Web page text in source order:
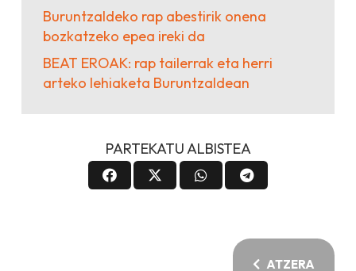
Buruntzaldeko rap abestirik onena
bozkatzeko epea ireki da
BEAT EROAK: rap tailerrak eta herri
arteko lehiaketa Buruntzaldean
PARTEKATU ALBISTEA
ATZERA